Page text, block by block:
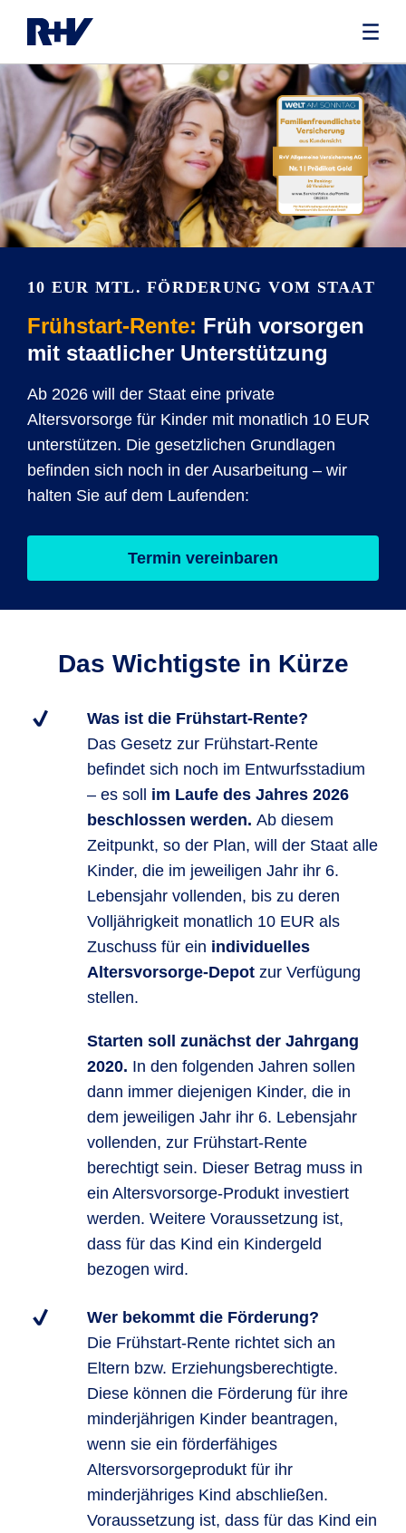
10 EUR MTL. FÖRDERUNG VOM STAAT
Frühstart-Rente: Früh vorsorgen
mit staatlicher Unterstützung
Ab 2026 will der Staat eine private
Altersvorsorge für Kinder mit monatlich 10 EUR
unterstützen. Die gesetzlichen Grundlagen
befinden sich noch in der Ausarbeitung – wir
halten Sie auf dem Laufenden:
Termin vereinbaren
Das Wichtigste in Kürze
Was ist die Frühstart-Rente?
Das Gesetz zur Frühstart-Rente
befindet sich noch im Entwurfsstadium
– es soll im Laufe des Jahres 2026
beschlossen werden. Ab diesem
Zeitpunkt, so der Plan, will der Staat alle
Kinder, die im jeweiligen Jahr ihr 6.
Lebensjahr vollenden, bis zu deren
Volljährigkeit monatlich 10 EUR als
Zuschuss für ein individuelles
Altersvorsorge-Depot zur Verfügung
stellen.
Starten soll zunächst der Jahrgang
2020. In den folgenden Jahren sollen
dann immer diejenigen Kinder, die in
dem jeweiligen Jahr ihr 6. Lebensjahr
vollenden, zur Frühstart-Rente
berechtigt sein. Dieser Betrag muss in
ein Altersvorsorge-Produkt investiert
werden. Weitere Voraussetzung ist,
dass für das Kind ein Kindergeld
bezogen wird.
Wer bekommt die Förderung?
Die Frühstart-Rente richtet sich an
Eltern bzw. Erziehungsberechtigte.
Diese können die Förderung für ihre
minderjährigen Kinder beantragen,
wenn sie ein förderfähiges
Altersvorsorgeprodukt für ihr
minderjähriges Kind abschließen.
Voraussetzung ist, dass für das Kind ein